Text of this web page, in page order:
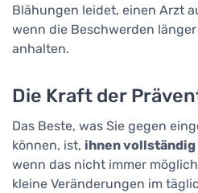
Blähungen leidet, einen Arzt
wenn die Beschwerden länger
anhalten.
Die Kraft der
Das Beste, was Sie gegen
können, ist, ihnen
wenn das nicht immer
kleine Veränderungen im